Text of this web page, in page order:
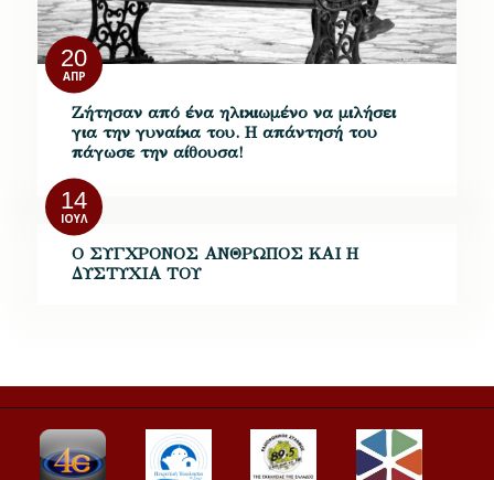
20
ΑΠΡ
Ζήτησαν από ένα ηλικιωμένο να μιλήσει
για την γυναίκα του. Η απάντησή του
πάγωσε την αίθουσα!
14
ΙΟΎΛ
Ο ΣΥΓΧΡΟΝΟΣ ΑΝΘΡΩΠΟΣ ΚΑΙ Η
ΔΥΣΤΥΧΙΑ ΤΟΥ